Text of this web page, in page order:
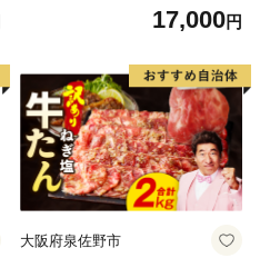
富良野 メロン めろん 果物 く
17,000円
大阪府泉佐野市